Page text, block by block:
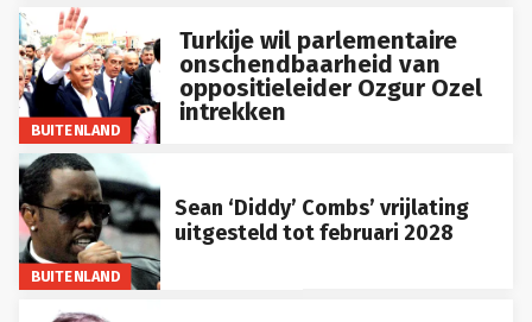
BUITENLAND
Turkije wil parlementaire
onschendbaarheid van
oppositieleider Ozgur Ozel
intrekken
BUITENLAND
Sean ‘Diddy’ Combs’ vrijlating
uitgesteld tot februari 2028